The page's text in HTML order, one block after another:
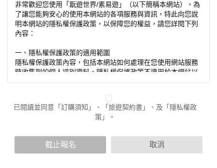
非常歡迎您使用「翫遊世界/素易遊」（以下簡稱本網站），為
了讓您能夠安心的使用本網站的各項服務與資訊，特此向您說
明本網站的隱私權保護政策，以保障您的權益，請您詳閱下列
內容：
一、隱私權保護政策的適用範圍
隱私權保護政策內容，包括本網站如何處理在您使用網站服務
時收集到的個人識別資料。隱私權保護政策不適用於本網站以
外的相關連結網站，也不適用於非本網站所委託或參與管理的
二、個人資料的蒐集、處理及利用方式
當您造訪本網站或使用本網站所提供之功能服務時，我們將視
範圍內處理及利用您的個人資料；非經您書面同意，本網站不
會將個人資料用於其他用途。
已閱讀並同意「訂購須知」、「旅遊契約書」、及「隱私權政
策」。
截止報名 取消